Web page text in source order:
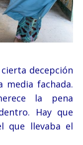
decepción
media fachada.
la pena
Hay que
que llevaba el